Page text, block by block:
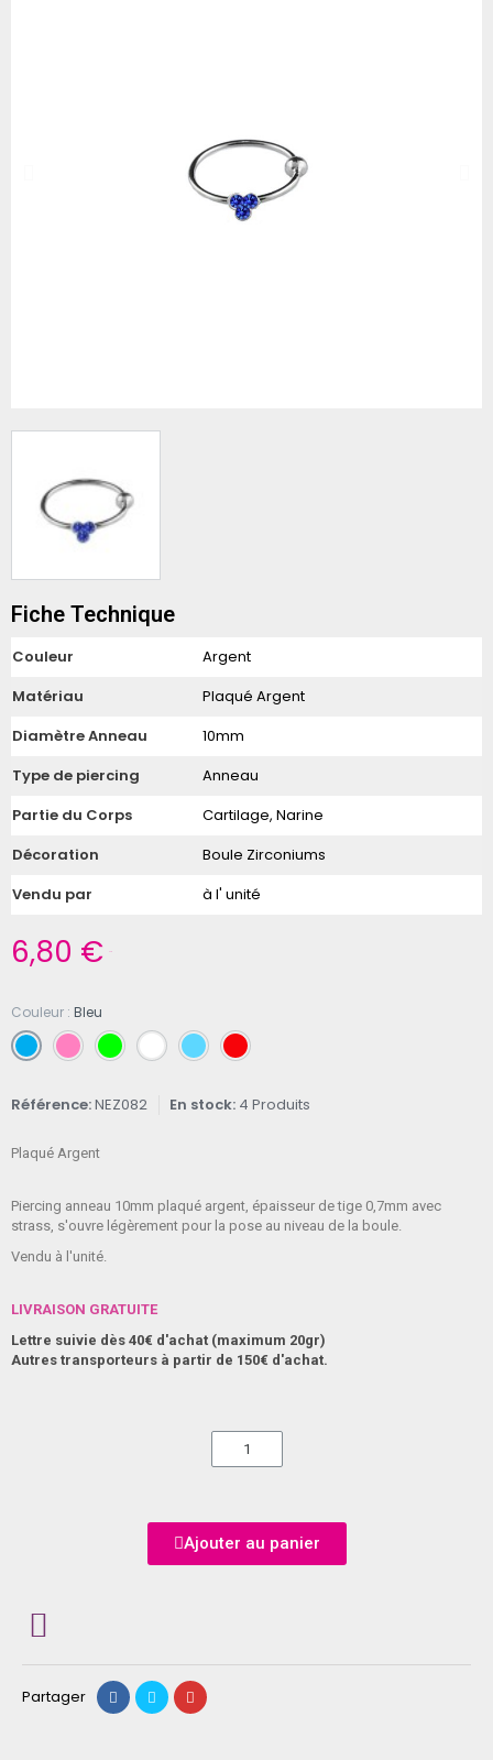
Fiche Technique
Couleur
Argent
Matériau
Plaqué Argent
Diamètre Anneau
10mm
Type de piercing
Anneau
Partie du Corps
Cartilage, Narine
Décoration
Boule Zirconiums
Vendu par
à l' unité
6,80 €
Couleur Bleu
Référence NEZ082 En stock 4 Produits
Plaqué Argent
Piercing anneau 10mm plaqué argent, épaisseur de tige 0,7mm avec
strass, s'ouvre légèrement pour la pose au niveau de la boule.
Vendu à l'unité.
LIVRAISON GRATUITE
Lettre suivie dès 40€ d'achat (maximum 20gr)
Autres transporteurs à partir de 150€ d'achat.
Ajouter au panier
Partager